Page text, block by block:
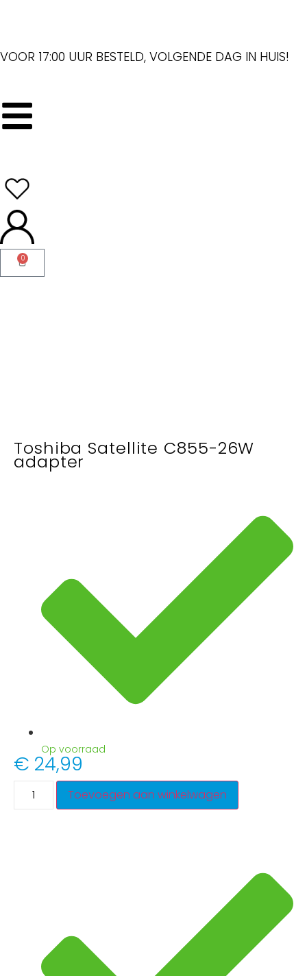
VOOR 17:00 UUR BESTELD, VOLGENDE DAG IN HUIS!
0
Toshiba Satellite C855-26W
adapter
Op voorraad
€ 24,99
Toevoegen aan winkelwagen